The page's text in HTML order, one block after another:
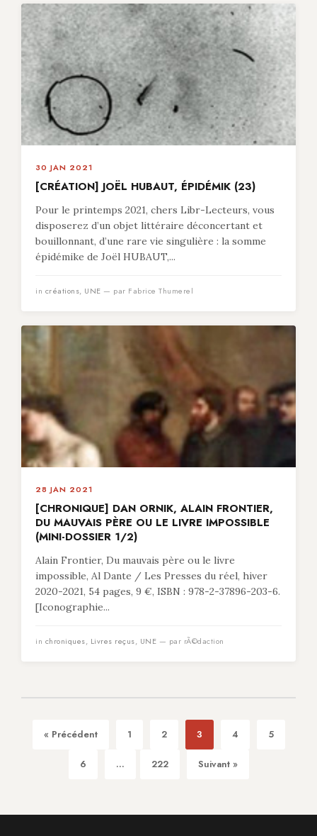
30 JAN 2021
[CRÉATION] JOËL HUBAUT, ÉPIDÉMIK (23)
Pour le printemps 2021, chers Libr-Lecteurs, vous
disposerez d’un objet littéraire déconcertant et
bouillonnant, d’une rare vie singulière : la somme
épidémike de Joël HUBAUT,...
in créations, UNE — par Fabrice Thumerel
28 JAN 2021
[CHRONIQUE] DAN ORNIK, ALAIN FRONTIER,
DU MAUVAIS PÈRE OU LE LIVRE IMPOSSIBLE
(MINI-DOSSIER 1/2)
Alain Frontier, Du mauvais père ou le livre
impossible, Al Dante / Les Presses du réel, hiver
2020-2021, 54 pages, 9 €, ISBN : 978-2-37896-203-6.
[Iconographie...
in chroniques, Livres reçus, UNE — par rÃ©daction
« Précédent 1 2 3 4 5
6 ... 222 Suivant »